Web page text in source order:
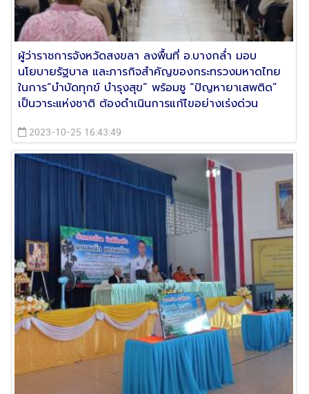
ผู้ว่าราชการจังหวัดสงขลา ลงพื้นที่ อ.บางกล่ำ มอบ
นโยบายรัฐบาล และภารกิจสำคัญของกระทรวงมหาดไทย
ในการ“บำบัดทุกข์ บำรุงสุข” พร้อมชู “ปัญหายาเสพติด”
เป็นวาระแห่งชาติ ต้องดำเนินการแก้ไขอย่างเร่งด่วน
2023-10-25 16:43:49